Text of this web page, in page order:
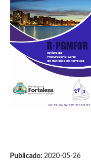
Publicado: 2020-05-26